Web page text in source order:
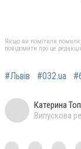
Якщо ви помітили
повідомити про це
#Львів #032.ua
Катерина
Випускова